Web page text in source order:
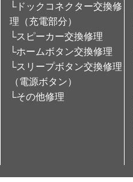
└ドックコネクター交換修
理（充電部分）
└スピーカー交換修理
└ホームボタン交換修理
└スリープボタン交換修理
（電源ボタン）
└その他修理